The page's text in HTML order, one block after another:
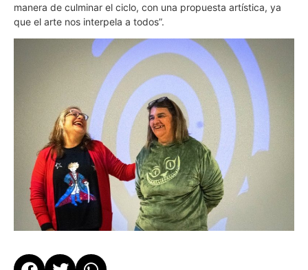
manera de culminar el ciclo, con una propuesta artística, ya
que el arte nos interpela a todos”.